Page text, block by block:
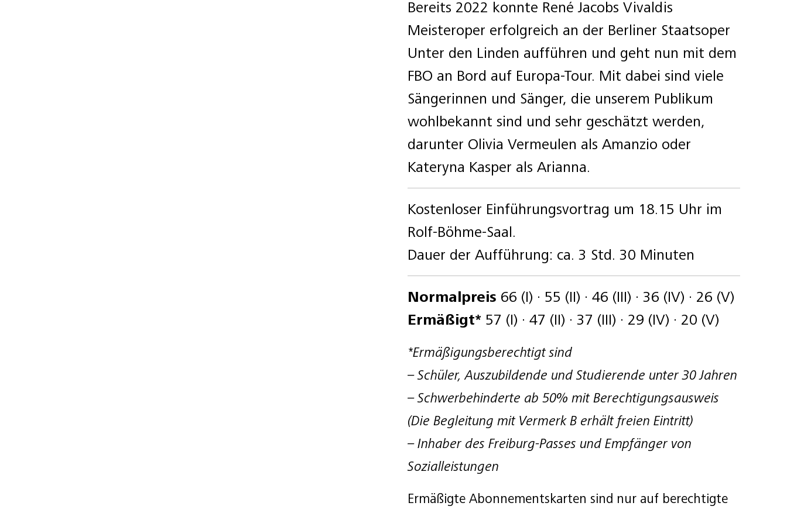
Bereits 2022 konnte René Jacobs Vivaldis
Meisteroper erfolgreich an der Berliner Staatsoper
Unter den Linden aufführen und geht nun mit dem
FBO an Bord auf Europa-Tour. Mit dabei sind viele
Sängerinnen und Sänger, die unserem Publikum
wohlbekannt sind und sehr geschätzt werden,
darunter Olivia Vermeulen als Amanzio oder
Kateryna Kasper als Arianna.
Kostenloser Einführungsvortrag um 18.15 Uhr im
Rolf-Böhme-Saal.
Dauer der Aufführung: ca. 3 Std. 30 Minuten
Normalpreis 66 (I) · 55 (II) · 46 (III) · 36 (IV) · 26 (V)
Ermäßigt* 57 (I) · 47 (II) · 37 (III) · 29 (IV) · 20 (V)
*Ermäßigungsberechtigt sind
– Schüler, Auszubildende und Studierende unter 30 Jahren
– Schwerbehinderte ab 50% mit Berechtigungsausweis
(Die Begleitung mit Vermerk B erhält freien Eintritt)
– Inhaber des Freiburg-Passes und Empfänger von
Sozialleistungen
Ermäßigte Abonnementskarten sind nur auf berechtigte